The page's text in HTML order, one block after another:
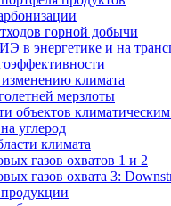
горной добычи
в энергетике и на
климата
мерзлоты
объектов
углерод
климата
газов охватов 1 и 2
газов охвата 3: